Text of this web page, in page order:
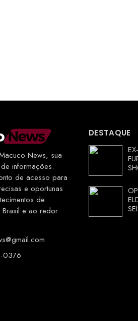
News, sua
informações.
de acesso para
e oportunas
de
Brasil e ao redor
0376
DESTAQUE